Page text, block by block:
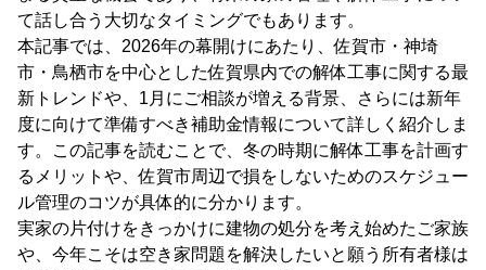
て話し合う大切なタイミングでもあります。
本記事では、2026年の幕開けにあたり、佐賀市・神埼
市・鳥栖市を中心とした佐賀県内での解体工事に関する最
新トレンドや、1月にご相談が増える背景、さらには新年
度に向けて準備すべき補助金情報について詳しく紹介しま
す。この記事を読むことで、冬の時期に解体工事を計画す
るメリットや、佐賀市周辺で損をしないためのスケジュー
ル管理のコツが具体的に分かります。
実家の片付けをきっかけに建物の処分を考え始めたご家族
や、今年こそは空き家問題を解決したいと願う所有者様は